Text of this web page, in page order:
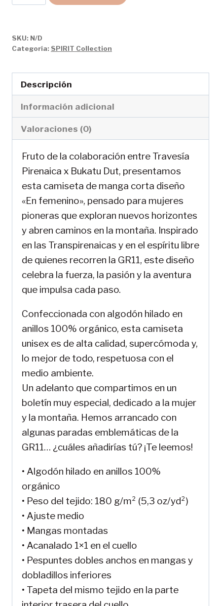
«En
regular
fit
SKU: N/D
Categoría: SPIRIT Collection
Descripción
Información adicional
Valoraciones (0)
Fruto de la colaboración entre Travesía
Pirenaica x Bukatu Dut, presentamos
esta camiseta de manga corta diseño
«En femenino», pensado para mujeres
pioneras que exploran nuevos horizontes
y abren caminos en la montaña. Inspirado
en las Transpirenaicas y en el espíritu libre
de quienes recorren la GR11, este diseño
celebra la fuerza, la pasión y la aventura
que impulsa cada paso.
Confeccionada con algodón hilado en
anillos 100% orgánico, esta camiseta
unisex es de alta calidad, supercómoda y,
lo mejor de todo, respetuosa con el
medio ambiente.
Un adelanto que compartimos en un
boletín muy especial, dedicado a la mujer
y la montaña. Hemos arrancado con
algunas paradas emblemáticas de la
GR11… ¿cuáles añadirías tú? ¡Te leemos!
• Algodón hilado en anillos 100%
orgánico
• Peso del tejido: 180 g/m² (5,3 oz/yd²)
• Ajuste medio
• Mangas montadas
• Acanalado 1×1 en el cuello
• Pespuntes dobles anchos en mangas y
dobladillos inferiores
• Tapeta del mismo tejido en la parte